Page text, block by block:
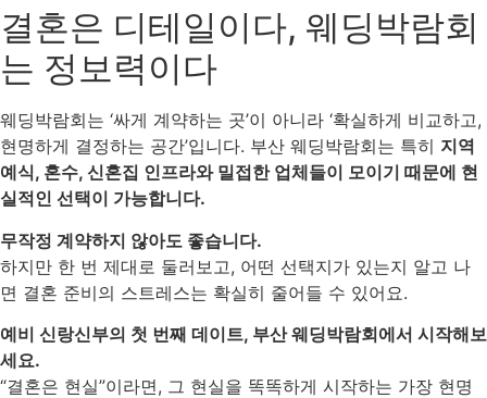
결혼은 디테일이다, 웨딩박람회
는 정보력이다
웨딩박람회는 ‘싸게 계약하는 곳’이 아니라 ‘확실하게 비교하고,
현명하게 결정하는 공간’입니다. 부산 웨딩박람회는 특히 지역
예식, 혼수, 신혼집 인프라와 밀접한 업체들이 모이기 때문에 현
실적인 선택이 가능합니다.
무작정 계약하지 않아도 좋습니다.
하지만 한 번 제대로 둘러보고, 어떤 선택지가 있는지 알고 나
면 결혼 준비의 스트레스는 확실히 줄어들 수 있어요.
예비 신랑신부의 첫 번째 데이트, 부산 웨딩박람회에서 시작해보
세요.
“결혼은 현실”이라면, 그 현실을 똑똑하게 시작하는 가장 현명